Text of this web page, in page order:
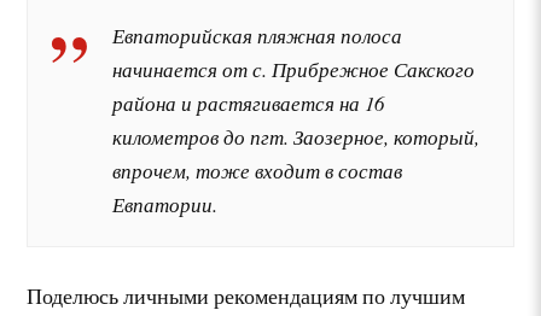
Евпаторийская пляжная полоса
начинается от с. Прибрежное Сакского
района и растягивается на 16
километров до пгт. Заозерное, который,
впрочем, тоже входит в состав
Евпатории.
Поделюсь личными рекомендациям по лучшим